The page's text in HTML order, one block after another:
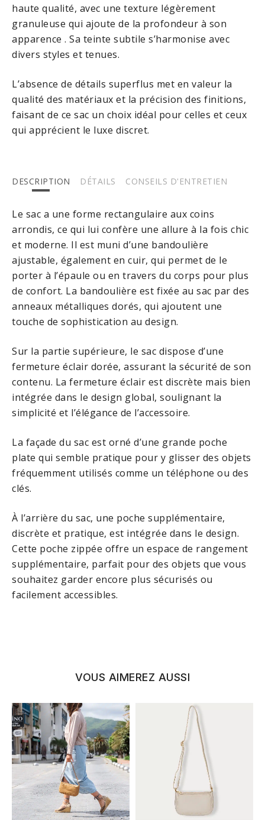
haute qualité, avec une texture légèrement
granuleuse qui ajoute de la profondeur à son
apparence . Sa teinte subtile s’harmonise avec
divers styles et tenues.
L’absence de détails superflus met en valeur la
qualité des matériaux et la précision des finitions,
faisant de ce sac un choix idéal pour celles et ceux
qui apprécient le luxe discret.
DESCRIPTION DÉTAILS CONSEILS D'ENTRETIEN
Le sac a une forme rectangulaire aux coins
arrondis, ce qui lui confère une allure à la fois chic
et moderne. Il est muni d’une bandoulière
ajustable, également en cuir, qui permet de le
porter à l’épaule ou en travers du corps pour plus
de confort. La bandoulière est fixée au sac par des
anneaux métalliques dorés, qui ajoutent une
touche de sophistication au design.
Sur la partie supérieure, le sac dispose d’une
fermeture éclair dorée, assurant la sécurité de son
contenu. La fermeture éclair est discrète mais bien
intégrée dans le design global, soulignant la
simplicité et l’élégance de l’accessoire.
La façade du sac est orné d’une grande poche
plate qui semble pratique pour y glisser des objets
fréquemment utilisés comme un téléphone ou des
clés.
À l’arrière du sac, une poche supplémentaire,
discrète et pratique, est intégrée dans le design.
Cette poche zippée offre un espace de rangement
supplémentaire, parfait pour des objets que vous
souhaitez garder encore plus sécurisés ou
facilement accessibles.
VOUS AIMEREZ AUSSI